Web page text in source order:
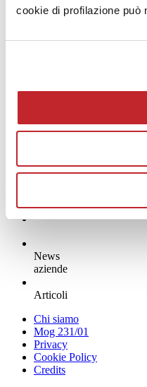
cookie di profilazione può
News
aziende
Articoli
Chi siamo
Mog 231/01
Privacy
Cookie Policy
Credits